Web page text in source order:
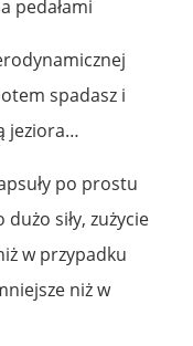
pedałami
spadasz i
jeziora…
po prostu
siły, zużycie
w przypadku
niż w